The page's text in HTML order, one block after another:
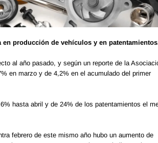
producción de vehículos y en
al año pasado, y según un reporte de la
en marzo y de 4,2% en el acumulado del primer
hasta abril y de 24% de los patentamientos el
febrero de este mismo año hubo un aumento de